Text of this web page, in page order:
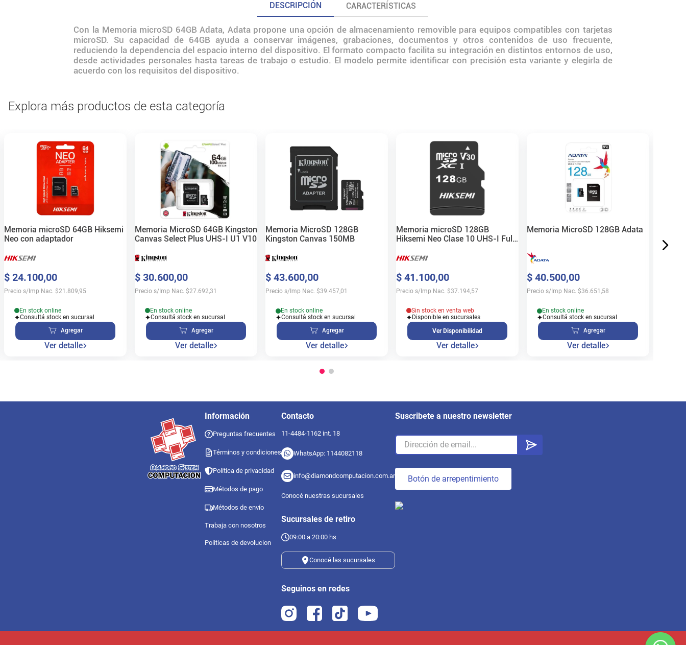
DESCRIPCIÓN CARACTERÍSTICAS
Con la Memoria microSD 64GB Adata, Adata propone una opción de almacenamiento removible para equipos compatibles con tarjetas
microSD. Su capacidad de 64GB ayuda a conservar imágenes, grabaciones, documentos y otros contenidos de uso frecuente,
reduciendo la dependencia del espacio interno del dispositivo. El formato compacto facilita su integración en distintos entornos de uso,
desde actividades personales hasta tareas de trabajo o estudio. El modelo permite identificar con precisión esta variante y elegirla de
acuerdo con los requisitos del dispositivo.
Explora más productos de esta categoría
Memoria microSD 64GB Hiksemi
Neo con adaptador
$ 24.100,00
Precio s/Imp Nac. $21.809,95
En stock online
Consultá stock en sucursal
Agregar
Ver detalle
Memoria MicroSD 64GB Kingston
Canvas Select Plus UHS-I U1 V10
$ 30.600,00
Precio s/Imp Nac. $27.692,31
En stock online
Consultá stock en sucursal
Agregar
Ver detalle
Memoria MicroSD 128GB
Kingston Canvas 150MB
$ 43.600,00
Precio s/Imp Nac. $39.457,01
En stock online
Consultá stock en sucursal
Agregar
Ver detalle
Memoria microSD 128GB
Hiksemi Neo Clase 10 UHS-I Full
$ 41.100,00
Precio s/Imp Nac. $37.194,57
Sin stock en venta web
Disponible en sucursales
Ver Disponibilidad
Ver detalle
Memoria MicroSD 128GB Adata
$ 40.500,00
Precio s/Imp Nac. $36.651,58
En stock online
Consultá stock en sucursal
Agregar
Ver detalle
Información
Preguntas frecuentes
Términos y condiciones
Política de privacidad
Métodos de pago
Métodos de envío
Trabaja con nosotros
Politicas de devolucion
Contacto
11-4484-1162 int. 18
WhatsApp: 1144082118
info@diamondcomputacion.com.ar
Conocé nuestras sucursales
Sucursales de retiro
09:00 a 20:00 hs
Conocé las sucursales
Seguinos en redes
Suscribete a nuestro newsletter
Botón de arrepentimiento